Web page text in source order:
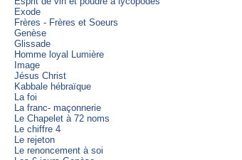
Exode
Frères - Frères et Soeurs
Genèse
Glissade
Homme loyal Lumière
Image
Jésus Christ
Kabbale hébraïque
La foi
La franc- maçonnerie
Le Chapelet à 72 noms
Le chiffre 4
Le rejeton
Le renoncement à soi